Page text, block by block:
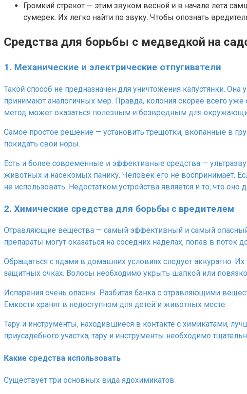
Громкий стрекот — этим звуком весной и в начале лета
сумерек. Их легко найти по звуку. Чтобы опознать
Средства для борьбы с медведкой на
1. Механические и электрические отпугиватели
Такой способ не предназначен для уничтожения капустянки. Она
принимают аналогичных мер. Правда, колония скорее всего уже
метод может оказаться полезным и безвредным для
Самое простое решение — установить трещотки, вкопанные в
покидать свои норы.
Есть и более современные и эффективные средства —
животных и насекомых панику. Человек его не воспринимает.
не использовать. Недостатком устройства является и то, что
2. Химические средства для борьбы с вредителем
Отравляющие вещества — самый эффективный и самый опасный
препараты могут оказаться на соседних наделах, попав в поток
Обращаться с ядами в домашних условиях следует аккуратно.
защитных очках. Волосы необходимо укрыть шапкой или
Испарения очень опасны. Разбитая банка с отравляющими
Емкости хранят в недоступном для детей и животных месте.
Тару и инструменты, находившиеся в контакте с химикатами,
приусадебного участка, тару и инструменты необходимо
Какие средства использовать
Существует три основных вида ядохимикатов.